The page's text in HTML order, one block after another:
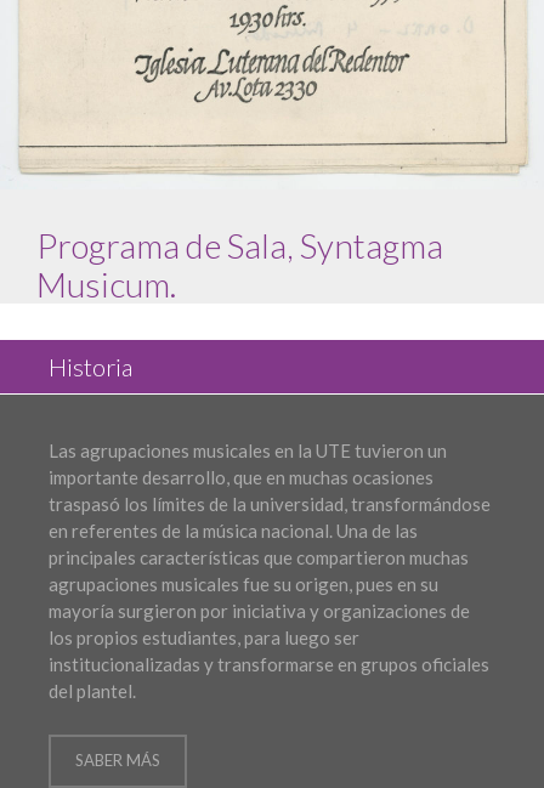
Programa de Sala, Syntagma
Musicum.
Historia
Las agrupaciones musicales en la UTE tuvieron un
importante desarrollo, que en muchas ocasiones
traspasó los límites de la universidad, transformándose
en referentes de la música nacional. Una de las
principales características que compartieron muchas
agrupaciones musicales fue su origen, pues en su
mayoría surgieron por iniciativa y organizaciones de
los propios estudiantes, para luego ser
institucionalizadas y transformarse en grupos oficiales
del plantel.
SABER MÁS